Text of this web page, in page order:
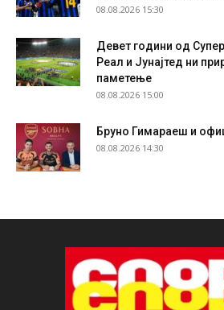
08.08.2026 15:30
Девет години од
Реал и Јунајтед ни
паметење
08.08.2026 15:00
Бруно Гимараеш и
08.08.2026 14:30